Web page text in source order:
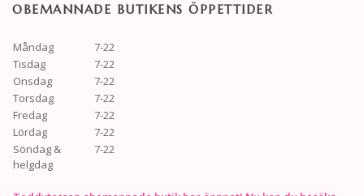
OBEMANNADE BUTIKENS ÖPPETTIDER
Måndag
7-22
Tisdag
7-22
Onsdag
7-22
Torsdag
7-22
Fredag
7-22
Lördag
7-22
Söndag &
helgdag
7-22